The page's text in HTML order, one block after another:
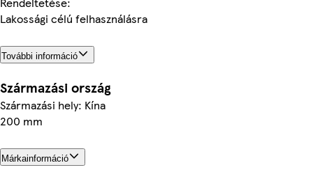
Lakossági célú felhasználásra
További információ
Származási ország
Származási hely: Kína
200 mm
Márkainformáció